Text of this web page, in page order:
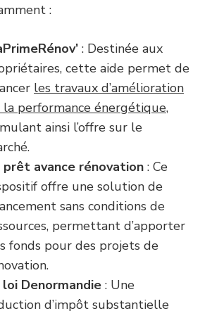
:
: Destinée aux
cette aide permet de
les travaux d’amélioration
la performance énergétique,
ainsi l’offre sur le
prêt avance rénovation : Ce
offre une solution de
sans conditions de
permettant d’apporter
fonds pour des projets de
loi Denormandie : Une
d’impôt substantielle